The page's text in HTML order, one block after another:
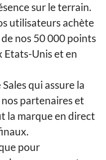
sur le terrain.
utilisateurs achète
nos 50 000 points
Etats-Unis et en
qui assure la
partenaires et
la marque en direct
pour